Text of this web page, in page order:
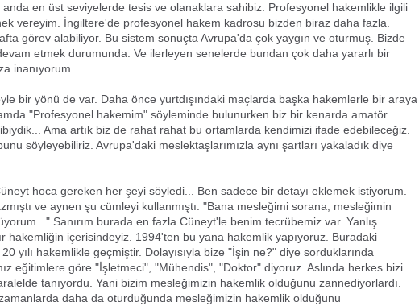
anda en üst seviyelerde tesis ve olanaklara sahibiz. Profesyonel hakemlikle ilgili
vereyim. İngiltere'de profesyonel hakem kadrosu bizden biraz daha fazla.
görev alabiliyor. Bu sistem sonuçta Avrupa'da çok yaygın ve oturmuş. Bizde
etmek durumunda. Ve ilerleyen senelerde bundan çok daha yararlı bir
inanıyorum.
bir yönü de var. Daha önce yurtdışındaki maçlarda başka hakemlerle bir araya
"Profesyonel hakemim" söyleminde bulunurken biz bir kenarda amatör
Ama artık biz de rahat rahat bu ortamlarda kendimizi ifade edebileceğiz.
söyleyebiliriz. Avrupa'daki meslektaşlarımızla aynı şartları yakaladık diye
hoca gereken her şeyi söyledi... Ben sadece bir detayı eklemek istiyorum.
ve aynen şu cümleyi kullanmıştı: "Bana mesleğimi sorana; mesleğimin
Sanırım burada en fazla Cüneyt'le benim tecrübemiz var. Yanlış
hakemliğin içerisindeyiz. 1994'ten bu yana hakemlik yapıyoruz. Buradaki
yılı hakemlikle geçmiştir. Dolayısıyla bize "İşin ne?" diye sorduklarında
eğitimlere göre "İşletmeci", "Mühendis", "Doktor" diyoruz. Aslında herkes bizi
tanıyordu. Yani bizim mesleğimizin hakemlik olduğunu zannediyorlardı.
daha da oturduğunda mesleğimizin hakemlik olduğunu